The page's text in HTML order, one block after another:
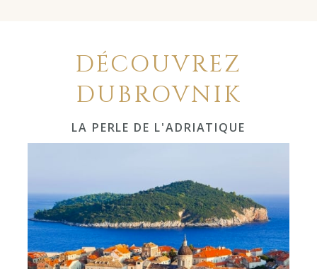
DÉCOUVREZ
DUBROVNIK
LA PERLE DE L'ADRIATIQUE